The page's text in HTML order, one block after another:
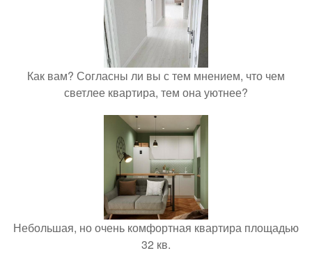
Как вам? Согласны ли вы с тем мнением, что чем
светлее квартира, тем она уютнее?
Небольшая, но очень комфортная квартира площадью
32 кв.